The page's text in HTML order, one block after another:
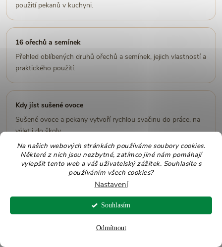
Na našich webových stránkách používáme soubory cookies.
Některé z nich jsou nezbytné, zatímco jiné nám pomáhají
vylepšit tento web a váš uživatelský zážitek. Souhlasíte s
používáním všech cookies?
Nastavení
Odmítnout
Souhlasím
použití pekanů v kuchyni.
16 ořechů a semínek
Přehled oblíbených druhů ořechů a semínek, jejich vlastností a
praktického použití.
Kdy jíst sušené ovoce
Sušené ovoce a pekany vytvoří rychlou svačinu do práce, na
výlet i do školy.
Povolené svačiny na keto dietě
Pekany mohou v menší porci zapadnout i do jídelníčků s
Domácí čokoláda se sušeným ovocem